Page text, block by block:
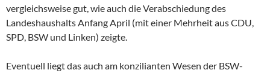
vergleichsweise gut, wie auch die Verabschiedung des
Landeshaushalts Anfang April (mit einer Mehrheit aus CDU,
SPD, BSW und Linken) zeigte.
Eventuell liegt das auch am konzilianten Wesen der BSW-